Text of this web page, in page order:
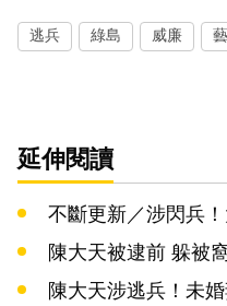
逃兵 綠島 威廉
延伸閱讀
不斷更新／涉閃兵
陳大天被逮前 躲被
陳大天涉逃兵！未